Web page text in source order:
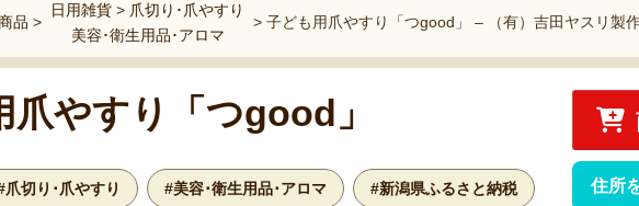
品 >
日用雑貨 > 爪切り･爪やすり
美容･衛生用品･アロマ
> 子ども用爪やすり「つgood」 – （有）吉田ヤスリ製
爪やすり「つgood」
爪切り･爪やすり #美容･衛生用品･アロマ #新潟県ふるさと納税 住所